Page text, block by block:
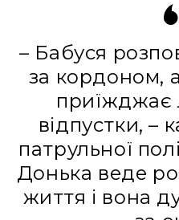
– Бабуся
за кордоном,
приїжджає
відпустки, –
патрульної
Донька веде
життя і вона